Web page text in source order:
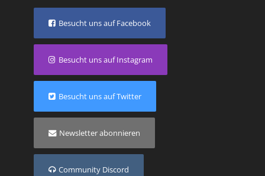
Besucht uns auf Facebook
Besucht uns auf Instagram
Besucht uns auf Twitter
Newsletter abonnieren
Community Discord